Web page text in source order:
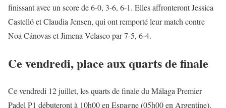
finissant avec un score de 6-0, 3-6, 6-1. Elles affronteront Jessica
Castelló et Claudia Jensen, qui ont remporté leur match contre
Noa Cánovas et Jimena Velasco par 7-5, 6-4.
Ce vendredi, place aux quarts de finale
Ce vendredi 12 juillet, les quarts de finale du Málaga Premier
Padel P1 débuteront à 10h00 en Espagne (05h00 en Argentine).